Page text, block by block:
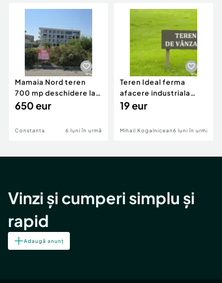
Mamaia Nord teren
700 mp deschidere la
D24 si D25
650 eur
Constanta 6 luni în urmă
Teren Ideal ferma
afacere industriala
deschidere 71 ml la
19 eur
Mihail Kogalniceanu6 luni în urmă
Vinzi și cumperi simplu și
rapid
Adaugă anunț